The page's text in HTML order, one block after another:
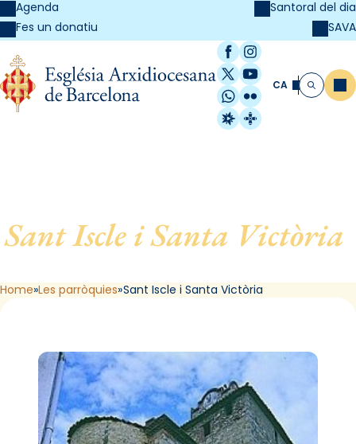
Agenda
Fes un donatiu
Santoral del dia
SAVA
Facebook
Instagram
X / Twitter
YouTube
WhatsApp
Flickr
Radio Estel
Catalunya
CA Cerca
Sant Iscle i Santa Victòria
Home Les parròquies Sant Iscle i Santa Victòria